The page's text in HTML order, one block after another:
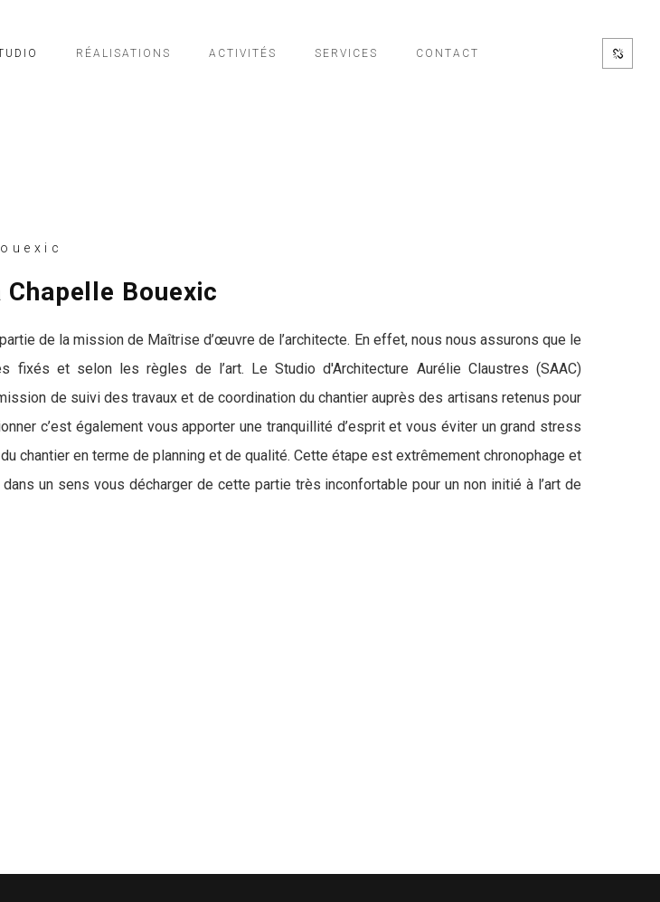
RÉALISATIONS ACTIVITÉS SERVICES CONTACT
Bouexic
de la mission de Maîtrise d’œuvre de l’architecte. En effet, nous nous assurons que le
et selon les règles de l’art. Le Studio d'Architecture Aurélie Claustres (SAAC)
de suivi des travaux et de coordination du chantier auprès des artisans retenus pour
c’est également vous apporter une tranquillité d’esprit et vous éviter un grand stress
chantier en terme de planning et de qualité. Cette étape est extrêmement chronophage et
un sens vous décharger de cette partie très inconfortable pour un non initié à l’art de